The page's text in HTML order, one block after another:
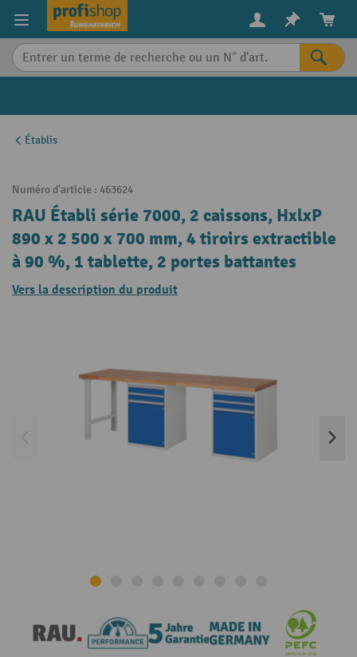
content
Établis
Numéro d'article : 463624
RAU Établi série 7000, 2 caissons, HxlxP
890 x 2 500 x 700 mm, 4 tiroirs extractible
à 90 %, 1 tablette, 2 portes battantes
Vers la description du produit